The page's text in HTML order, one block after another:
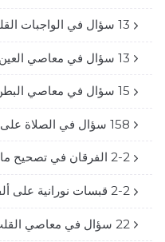
13 سؤال في الواجبات القلبية
13 سؤال في معاصي العين
15 سؤال في معاصي البطن
158 سؤال في الصلاة على مذهب الشافعي
2-2 الفرقان في تصحيح ما حُرف من ءايات القرءان
2-2 قبسات نورانية على ألفية السيرة النبوية
22 سؤال في معاصي القلب